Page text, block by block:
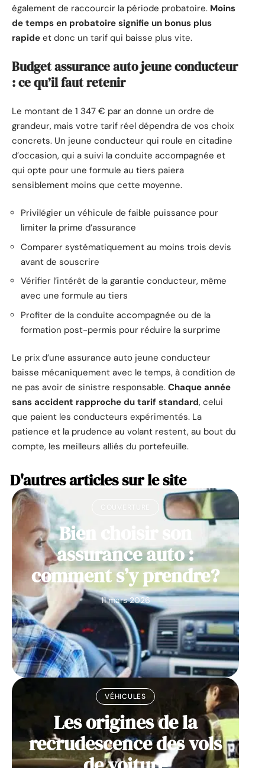
également de raccourcir la période probatoire. Moins
de temps en probatoire signifie un bonus plus
rapide et donc un tarif qui baisse plus vite.
Budget assurance auto jeune conducteur
: ce qu’il faut retenir
Le montant de 1 347 € par an donne un ordre de
grandeur, mais votre tarif réel dépendra de vos choix
concrets. Un jeune conducteur qui roule en citadine
d’occasion, qui a suivi la conduite accompagnée et
qui opte pour une formule au tiers paiera
sensiblement moins que cette moyenne.
Privilégier un véhicule de faible puissance pour
limiter la prime d’assurance
Comparer systématiquement au moins trois devis
avant de souscrire
Vérifier l’intérêt de la garantie conducteur, même
avec une formule au tiers
Profiter de la conduite accompagnée ou de la
formation post-permis pour réduire la surprime
Le prix d’une assurance auto jeune conducteur
baisse mécaniquement avec le temps, à condition de
ne pas avoir de sinistre responsable. Chaque année
sans accident rapproche du tarif standard, celui
que paient les conducteurs expérimentés. La
patience et la prudence au volant restent, au bout du
compte, les meilleurs alliés du portefeuille.
D'autres articles sur le site
Bien choisir son
assurance auto :
comment s’y prendre?
11 mars 2026
VÉHICULES
Les origines de la
recrudescence des vols